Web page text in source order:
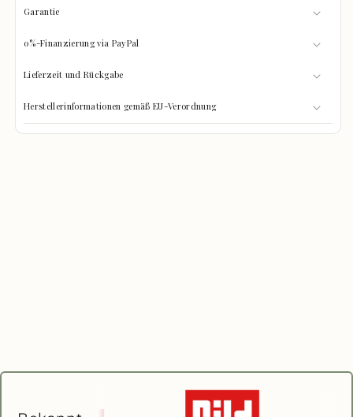
Garantie
0%-Finanzierung via PayPal
Lieferzeit und Rückgabe
Herstellerinformationen gemäß EU-Verordnung